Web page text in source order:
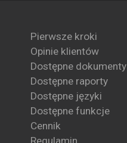
Pierwsze kroki
Opinie klientów
Dostępne dokumenty
Dostępne raporty
Dostępne języki
Dostępne funkcje
Cennik
Regulamin